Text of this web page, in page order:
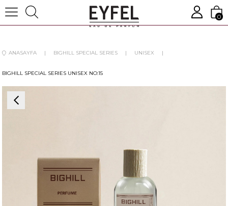
0
ANASAYFA BIGHILL SPECIAL SERIES UNISEX
BIGHILL SPECIAL SERIES UNISEX NO:15